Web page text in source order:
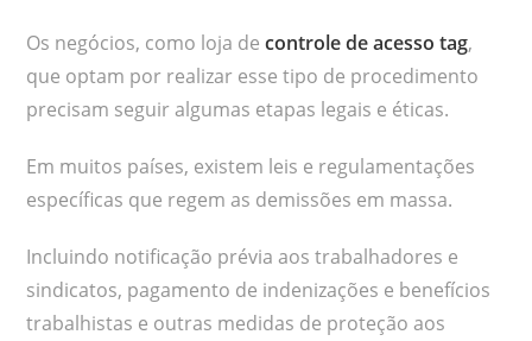
Os negócios, como loja decontrole de acesso tag,
que optam por realizar esse tipo de procedimento
precisam seguir algumas etapas legais e éticas.
Em muitos países, existem leis e regulamentações
específicas que regem as demissões em massa.
Incluindo notificação prévia aos trabalhadores e
sindicatos, pagamento de indenizações e benefícios
trabalhistas e outras medidas de proteção aos